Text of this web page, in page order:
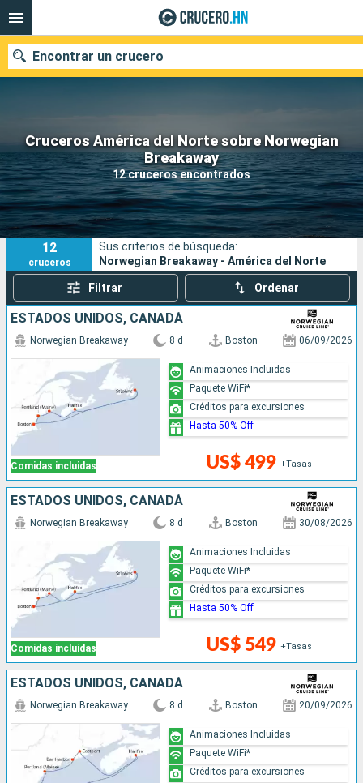
Cruceros América del Norte sobre Norwegian
Breakaway
12 cruceros encontrados
Encontrar un crucero
Nuestros destinos
Fecha de salida
Puertos Compañías
Buscar
12
cruceros
Sus criterios de búsqueda:
Norwegian Breakaway - América del Norte
Filtrar Ordenar
ESTADOS UNIDOS, CANADÁ
Comidas incluidas
Norwegian Breakaway 8 d Boston 06/09/2026
US$ 499 +Tasas
Animaciones Incluidas
Paquete WiFi*
Créditos para excursiones
Hasta 50% Off
ESTADOS UNIDOS, CANADÁ
Comidas incluidas
Norwegian Breakaway 8 d Boston 30/08/2026
US$ 549 +Tasas
Animaciones Incluidas
Paquete WiFi*
Créditos para excursiones
Hasta 50% Off
ESTADOS UNIDOS, CANADÁ
Norwegian Breakaway 8 d Boston 20/09/2026
Animaciones Incluidas
Paquete WiFi*
Créditos para excursiones